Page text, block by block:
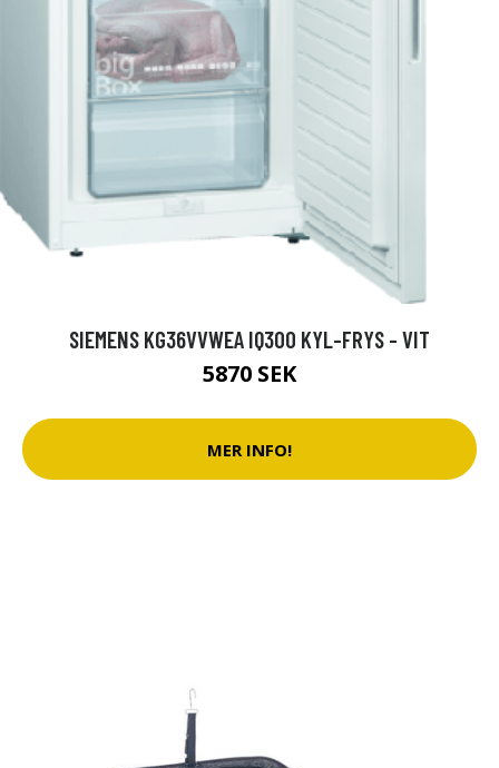
SIEMENS KG36VVWEA IQ300 KYL-FRYS - VIT
5870 SEK
MER INFO!